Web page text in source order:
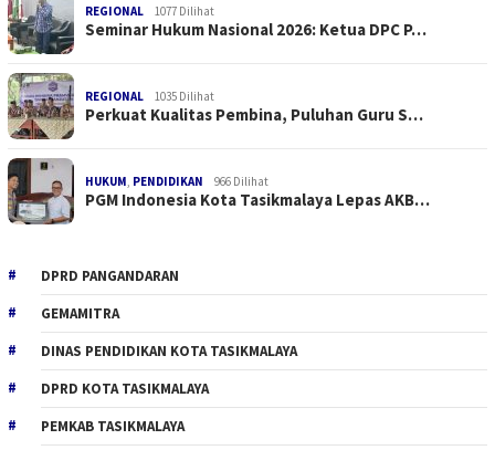
REGIONAL 1077 Dilihat
Seminar Hukum Nasional 2026: Ketua DPC P…
REGIONAL 1035 Dilihat
Perkuat Kualitas Pembina, Puluhan Guru S…
HUKUM PENDIDIKAN 966 Dilihat
PGM Indonesia Kota Tasikmalaya Lepas AKB…
DPRD PANGANDARAN
GEMAMITRA
DINAS PENDIDIKAN KOTA TASIKMALAYA
DPRD KOTA TASIKMALAYA
PEMKAB TASIKMALAYA